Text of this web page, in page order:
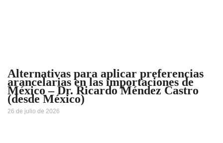
Alternativas para aplicar preferencias
arancelarias en las importaciones de
México – Dr. Ricardo Méndez Castro
(desde México)
26 de julio de 2026